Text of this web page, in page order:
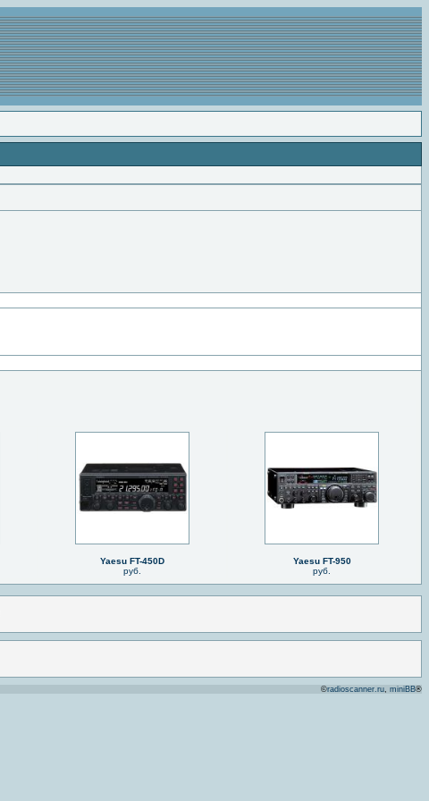
Yaesu FT-450D
руб.
Yaesu FT-950
руб.
©radioscanner.ru, miniBB®